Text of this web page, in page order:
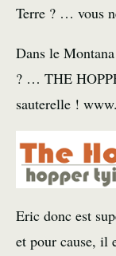
Terre ? … vous
Dans le
? … THE
sauterelle !
Eric donc est
et pour cause, il